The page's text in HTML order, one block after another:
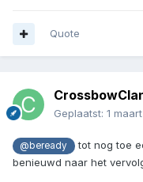
Quote
Geplaatst: 1
@beready
tot nog toe
benieuwd naar het